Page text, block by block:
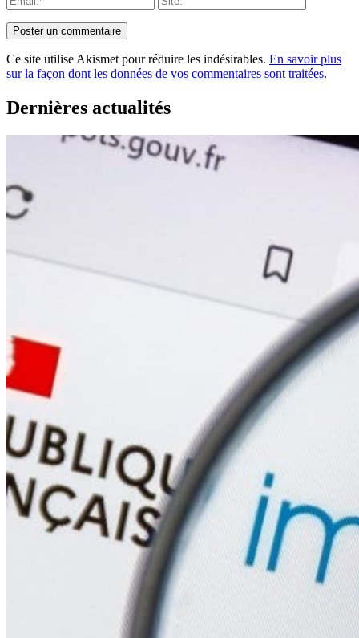
Ce site utilise Akismet pour réduire les indésirables. En savoir plus
sur la façon dont les données de vos commentaires sont traitées.
Dernières actualités